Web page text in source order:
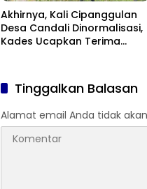
Akhirnya, Kali Cipanggulan
Desa Candali Dinormalisasi,
Kades Ucapkan Terima
Tinggalkan Balasan
Alamat email Anda tidak